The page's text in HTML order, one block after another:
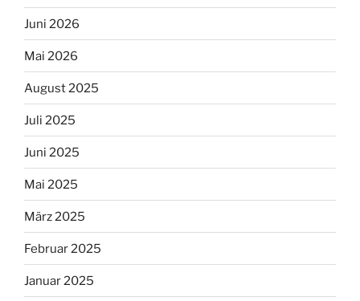
Juni 2026
Mai 2026
August 2025
Juli 2025
Juni 2025
Mai 2025
März 2025
Februar 2025
Januar 2025